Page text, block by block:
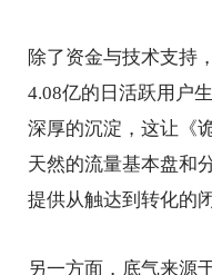
除了资金与技术支持
4.08亿的日活跃用户
深厚的沉淀，这让《
天然的流量基本盘和
提供从触达到转化的
另一方面，底气来源